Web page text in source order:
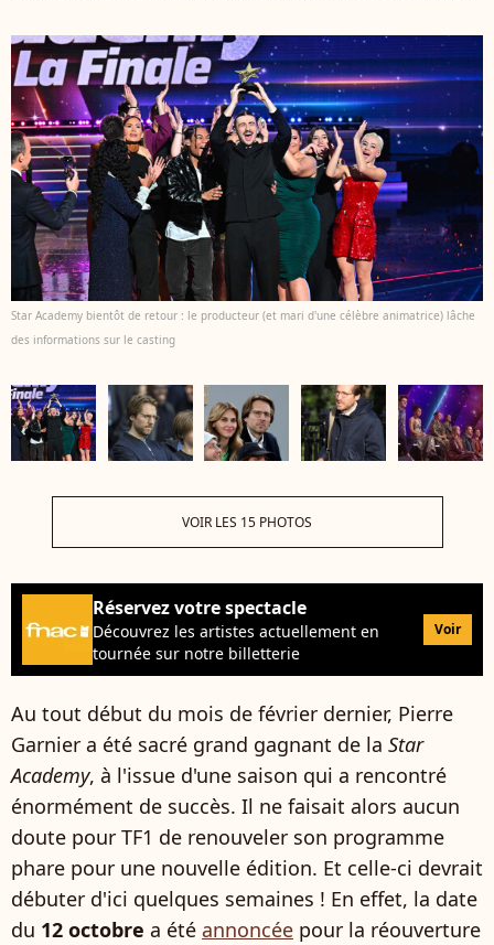
Star Academy bientôt de retour : le producteur (et mari d'une célèbre animatrice) lâche
des informations sur le casting
VOIR LES 15 PHOTOS
Réservez votre spectacle
Découvrez les artistes actuellement en
tournée sur notre billetterie
Voir
Au tout début du mois de février dernier, Pierre
Garnier a été sacré grand gagnant de la Star
Academy, à l'issue d'une saison qui a rencontré
énormément de succès. Il ne faisait alors aucun
doute pour TF1 de renouveler son programme
phare pour une nouvelle édition. Et celle-ci devrait
débuter d'ici quelques semaines ! En effet, la date
du 12 octobre a été annoncée pour la réouverture